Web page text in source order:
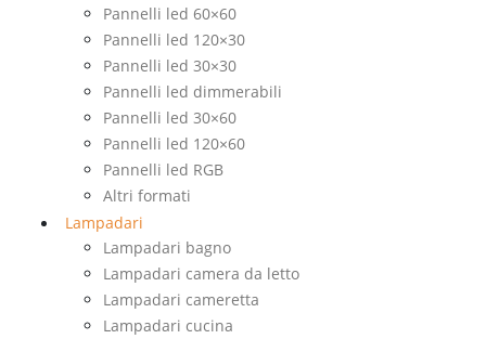
Pannelli led 60×60
Pannelli led 120×30
Pannelli led 30×30
Pannelli led dimmerabili
Pannelli led 30×60
Pannelli led 120×60
Pannelli led RGB
Altri formati
Lampadari
Lampadari bagno
Lampadari camera da letto
Lampadari cameretta
Lampadari cucina